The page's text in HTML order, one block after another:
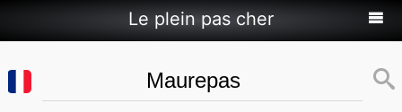
Le plein pas cher